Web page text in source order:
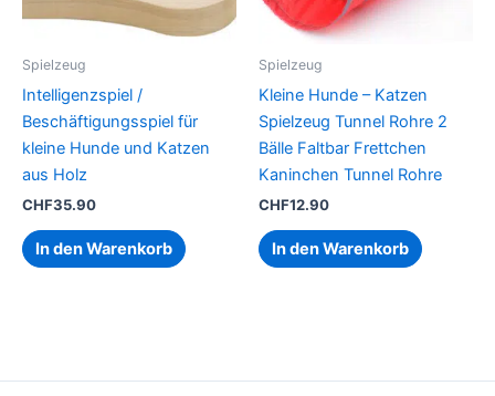
Spielzeug
Intelligenzspiel /
Beschäftigungsspiel für
kleine Hunde und Katzen
aus Holz
CHF35.90
In den Warenkorb
Spielzeug
Kleine Hunde – Katzen
Spielzeug Tunnel Rohre 2
Bälle Faltbar Frettchen
Kaninchen Tunnel Rohre
CHF12.90
In den Warenkorb